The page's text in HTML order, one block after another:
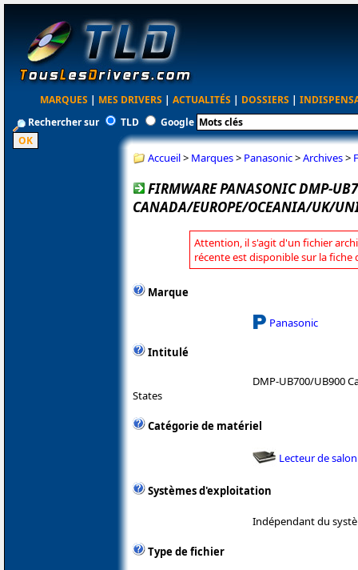
MARQUES | MES DRIVERS | ACTUALITÉS | DOSSIERS |
Rechercher sur
TLD Google
Accueil> Marques> Panasonic>Archives>
FIRMWARE PANASONIC DMP-
CANADA/EUROPE/OCEANIA/UK/
Attention, il s'agit d'un fichier
récente est disponible sur la fiche
Marque
Panasonic
Intitulé
DMP-UB700/UB900
States
Catégorie de matériel
Lecteur de salon
Systèmes d'exploitation
Indépendant du
Type de fichier